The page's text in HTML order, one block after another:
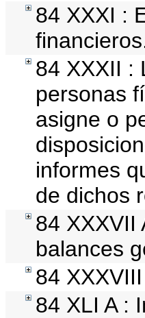
84 XXXI :
84 XXXII :
personas
asigne o
informes
de dichos
84 XXXVII
balances
84
84 XLI A :